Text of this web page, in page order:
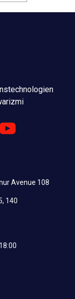
Avenue 108
140